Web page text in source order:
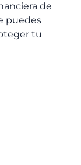
de
puedes
tu